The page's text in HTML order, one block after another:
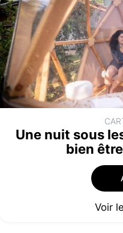
Une nuit sous
bien
Voir